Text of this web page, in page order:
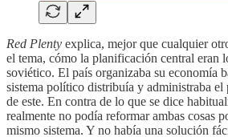
Red Plenty explica, mejor que cualquier
el tema, cómo la planificación central eran
soviético. El país organizaba su economía
sistema político distribuía y administraba el
de este. En contra de lo que se dice
realmente no podía reformar ambas cosas
mismo sistema. Y no había una solución